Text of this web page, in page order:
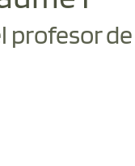
profesor